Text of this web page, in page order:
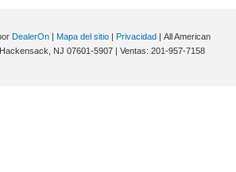
DealerOn | Mapa del sitio | Privacidad | All American
Hackensack, NJ 07601-5907 | Ventas: 201-957-7158